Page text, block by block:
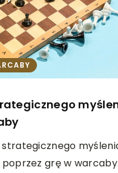
strategicznego
poprzez grę w warcaby.
6 lutego 2025
Jak bezpiecznie
stronę na nowy
Dowiedz się, jak krok
minimalizując ryzyko
zapewniając ciągłość
poradnik pomoże Ci
proces, od wyboru